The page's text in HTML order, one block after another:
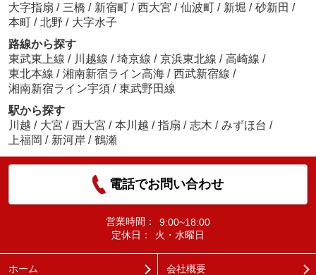
大字指扇 / 三橋 / 新宿町 / 西大宮 / 仙波町 / 新堀 / 砂新田 /
本町 / 北野 / 大字水子
路線から探す
東武東上線 / 川越線 / 埼京線 / 京浜東北線 / 高崎線 /
東北本線 / 湘南新宿ライン高海 / 西武新宿線 /
湘南新宿ライン宇須 / 東武野田線
駅から探す
川越 / 大宮 / 西大宮 / 本川越 / 指扇 / 志木 / みずほ台 /
上福岡 / 新河岸 / 鶴瀬
電話でお問い合わせ
営業時間：
9:00~18:00
定休日：
火・水曜日
ホーム 会社概要